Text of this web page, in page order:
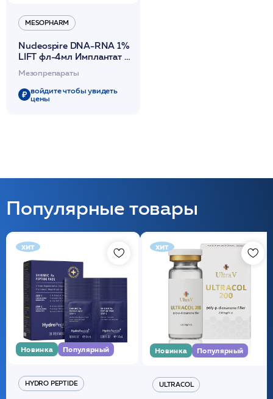
MESOPHARM
Nucleospire DNA-RNA 1%
LIFT фл-4мл Имплантат с
коктейль /Mesopharm*
Мезопрепараты
войдите чтобы увидеть
цены
Популярные товары
хит
Новинка Популярный
HYDRO PEPTIDE
хит
Новинка Популярный
ULTRACOL